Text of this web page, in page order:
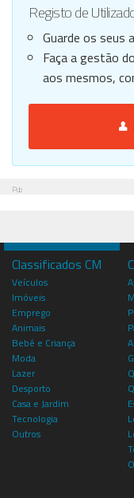
Registo de
Guarde os seus
Faça a gestão
aos mesmos,
Pub
Classificados CM
Veículos
Imóveis
Emprego
Animais
Bebé e Criança
Moda
Lazer
Desporto
Casa e Jardim
Tecnologia
Outros